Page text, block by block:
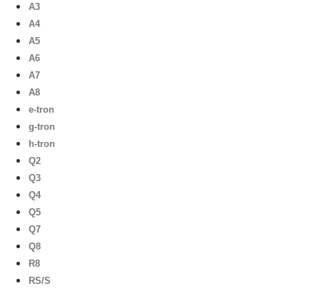
A3
A4
A5
A6
A7
A8
e-tron
g-tron
h-tron
Q2
Q3
Q4
Q5
Q7
Q8
R8
RS/S